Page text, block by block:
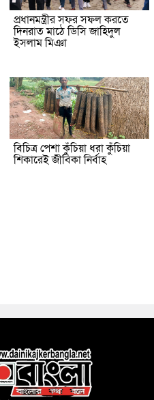
প্রধানমন্ত্রীর সফর সফল করতে
দিনরাত মাঠে ডিসি জাহিদুল
ইসলাম মিঞা
বিচিত্র পেশা কুঁচিয়া ধরা কুঁচিয়া
শিকারেই জীবিকা নির্বাহ